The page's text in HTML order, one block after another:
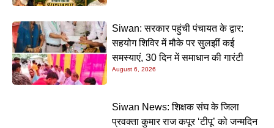
Siwan: सरकार पहुंची पंचायत के द्वार:
सहयोग शिविर में मौके पर सुलझीं कई
समस्याएं, 30 दिन में समाधान की गारंटी
August 6, 2026
Siwan News: शिक्षक संघ के जिला
प्रवक्ता कुमार राज कपूर ‘टीपू’ को जन्मदिन